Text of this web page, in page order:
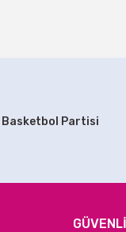
Balon
Basketbol Partisi